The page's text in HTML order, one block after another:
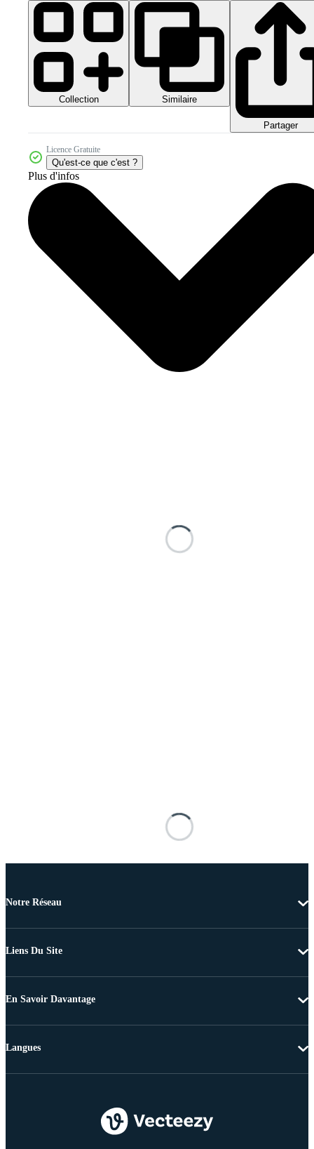
Collection Similaire
Partager
Licence Gratuite
Qu'est-ce que c'est ?
Plus d'infos
Notre Réseau
Liens Du Site
En Savoir Davantage
Langues